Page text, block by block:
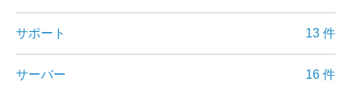
サポート 13 件
サーバー 16 件